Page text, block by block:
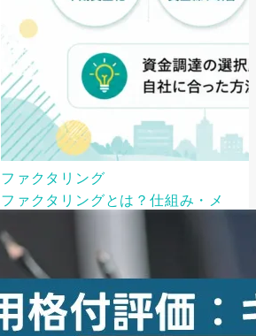
ファクタリング
ファクタリングとは？仕組み・メ
2026年8月6日